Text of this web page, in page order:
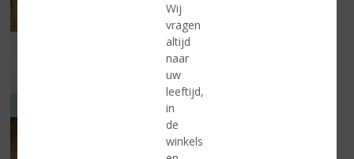
Wij
vragen
altijd
naar
uw
leeftijd,
in
de
winkels
Folder geldig vanaf 5 augustus t/m 25 augustus 2026
Lees meer